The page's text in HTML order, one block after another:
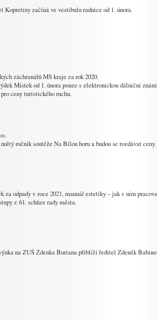
Kopretiny začíná ve vestibulu radnice od 1. února.
záchranářů MS kraje za rok 2020.
Místek od 1. února pouze s elektronickou dálniční
ceny turistického ruchu.
ročník soutěže Na Bílou horu a budou se rozdávat ceny.
za odpady v roce 2021, manuál estetiky – jak s ním
z 61. schůze rady města.
na ZUŠ Zdenka Buriana přiblíží ředitel Zdeněk